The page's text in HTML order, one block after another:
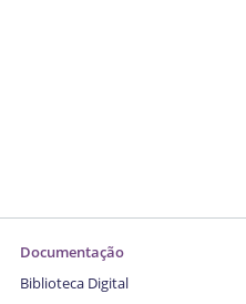
Documentação
Biblioteca Digital